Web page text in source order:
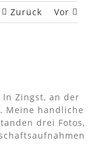
Zurück Vor
Zingst, an der
Meine handliche
drei Fotos,